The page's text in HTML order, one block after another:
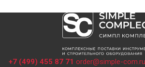
+7 (499) 455 87 71 order@simple-com.ru